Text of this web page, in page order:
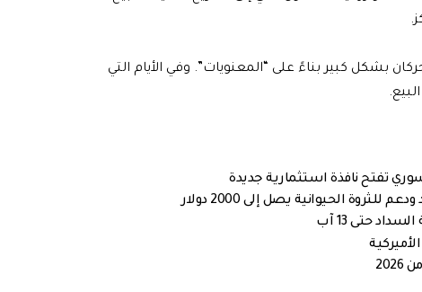
بشكل كبير بناءً على “المعنويات”. وفي الأيام التي